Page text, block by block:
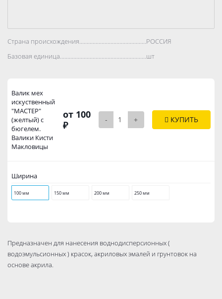
Страна происхождения..................................................................................
РОССИЯ
Базовая единица..................................................................................
шт
Валик мех
искуственный
"МАСТЕР"
(желтый) с
бюгелем.
Валики Кисти
Макловицы
от 100
₽
- + КУПИТЬ
Ширина
100 мм 150 мм 200 мм 250 мм
Предназначен для нанесения воднодисперсионных (
водоэмульсионных ) красок, акриловых эмалей и грунтовок на
основе акрила.